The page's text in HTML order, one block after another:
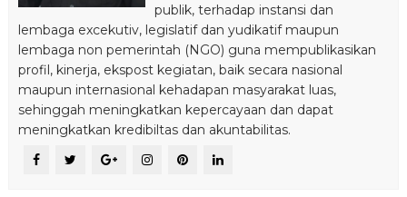
publik, terhadap instansi dan
lembaga excekutiv, legislatif dan yudikatif maupun
lembaga non pemerintah (NGO) guna mempublikasikan
profil, kinerja, ekspost kegiatan, baik secara nasional
maupun internasional kehadapan masyarakat luas,
sehinggah meningkatkan kepercayaan dan dapat
meningkatkan kredibiltas dan akuntabilitas.